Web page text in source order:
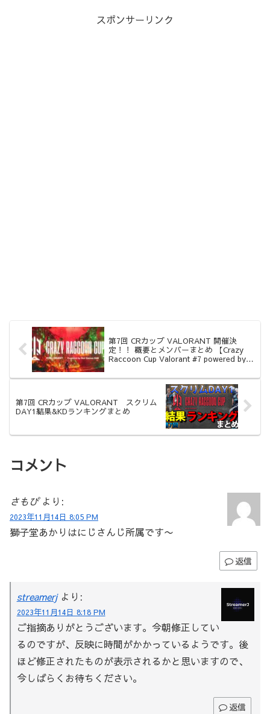
スポンサーリンク
第7回 CRカップ VALORANT 開催決
定！！ 概要とメンバーまとめ 【Crazy
Raccoon Cup Valorant #7 powered by
第7回 CRカップ VALORANT スクリム
DAY1結果&KDランキングまとめ
コメント
さもぴ より:
2023年11月14日 8:05 PM
獅子堂あかりはにじさんじ所属です〜
返信
streamerj より:
2023年11月14日 8:18 PM
ご指摘ありがとうございます。今朝修正してい
るのですが、反映に時間がかかっているようです。後
ほど修正されたものが表示されるかと思いますので、
今しばらくお待ちください。
返信